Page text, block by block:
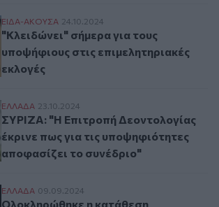
"Κλειδώνει" σήμερα για τους υποψήφιους
ΕΙΔΑ-ΑΚΟΥΣΑ 24.10.2024
"Κλειδώνει" σήμερα για τους
υποψήφιους στις επιμελητηριακές
εκλογές
ΣΥΡΙΖΑ: "Η Επιτροπή Δεοντολογίας
ΕΛΛAΔΑ 23.10.2024
ΣΥΡΙΖΑ: "Η Επιτροπή Δεοντολογίας
έκρινε πως για τις υποψηφιότητες
αποφασίζει το συνέδριo"
Ολοκληρώθηκε η κατάθεση
ΕΛΛAΔΑ 09.09.2024
Ολοκληρώθηκε η κατάθεση